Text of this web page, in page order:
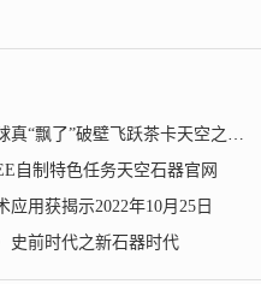
破壁飞跃茶卡天空之镜！天空石器官网
自制特色任务天空石器官网
用获揭示2022年10月25日
史前时代之新石器时代